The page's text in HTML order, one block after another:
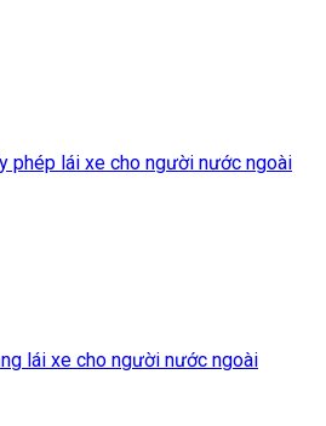
phép lái xe cho người nước ngoài
lái xe cho người nước ngoài